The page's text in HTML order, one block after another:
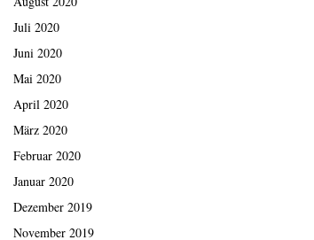
Juli 2020
Juni 2020
Mai 2020
April 2020
März 2020
Februar 2020
Januar 2020
Dezember 2019
November 2019